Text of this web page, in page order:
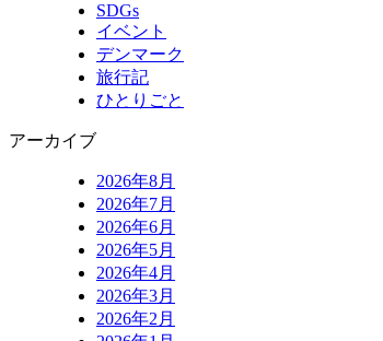
SDGs
イベント
デンマーク
旅行記
ひとりごと
アーカイブ
2026年8月
2026年7月
2026年6月
2026年5月
2026年4月
2026年3月
2026年2月